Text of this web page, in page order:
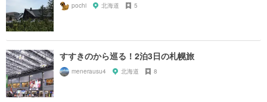
pochi 北海道 5
すすきのから巡る！2泊3日の札幌旅
menerausu4 北海道 8